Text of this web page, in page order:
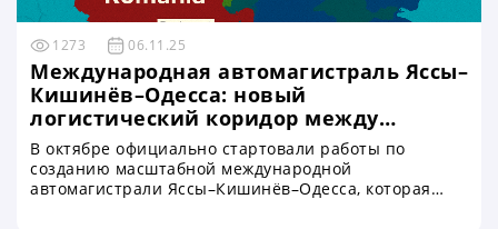
1273 06.11.25
Международная автомагистраль Яссы–
Кишинёв–Одесса: новый
логистический коридор между
Балтикой и Чёрным морем
В октябре официально стартовали работы по
созданию масштабной международной
автомагистрали Яссы–Кишинёв–Одесса, которая